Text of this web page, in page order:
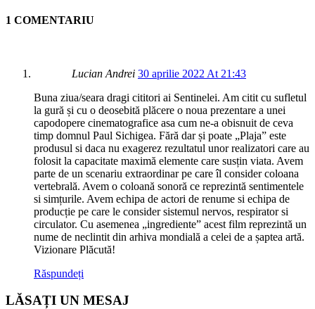
1 COMENTARIU
Lucian Andrei 30 aprilie 2022 At 21:43
Buna ziua/seara dragi cititori ai Sentinelei. Am citit cu sufletul
la gură și cu o deosebită plăcere o noua prezentare a unei
capodopere cinematografice asa cum ne-a obisnuit de ceva
timp domnul Paul Sichigea. Fără dar și poate „Plaja” este
produsul si daca nu exagerez rezultatul unor realizatori care au
folosit la capacitate maximă elemente care susțin viata. Avem
parte de un scenariu extraordinar pe care îl consider coloana
vertebrală. Avem o coloană sonoră ce reprezintă sentimentele
si simțurile. Avem echipa de actori de renume si echipa de
producție pe care le consider sistemul nervos, respirator si
circulator. Cu asemenea „ingrediente” acest film reprezintă un
nume de neclintit din arhiva mondială a celei de a șaptea artă.
Vizionare Plăcută!
Răspundeți
LĂSAȚI UN MESAJ